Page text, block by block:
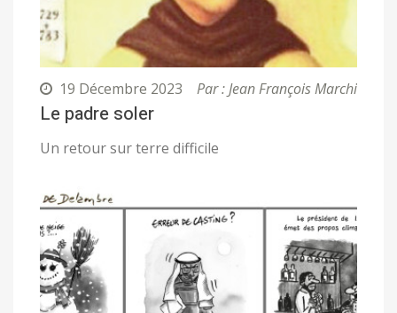
19 Décembre 2023 Par : Jean François Marchi
Le padre soler
Un retour sur terre difficile